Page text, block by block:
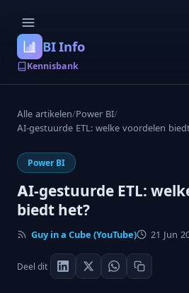
BI Info
Kennisbank
Alle artikelen/Power BI/
AI-gestuurde ETL: welke voordelen
Power BI
AI-gestuurde ETL:
biedt het?
Guy in a Cube (YouTube) 21 Jun
Deel dit